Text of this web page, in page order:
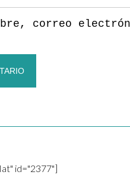
correo
id="2377"]